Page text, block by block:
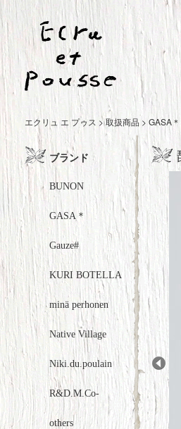
エクリュ エ プゥス >取扱商品 > GASA＊
ブランド
BUNON
GASA＊
Gauze#
KURI BOTELLA
minä perhonen
Native Village
Niki.du.poulain
R&D.M.Co-
others
Prev